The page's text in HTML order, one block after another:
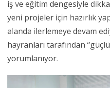
iş ve eğitim dengesiyle
yeni projeler için hazırlık
alanda ilerlemeye devam
hayranları tarafından
yorumlanıyor.